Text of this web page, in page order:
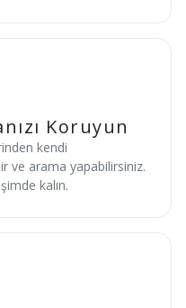
Koruyun
kendi
ve arama yapabilirsiniz.
kalın.